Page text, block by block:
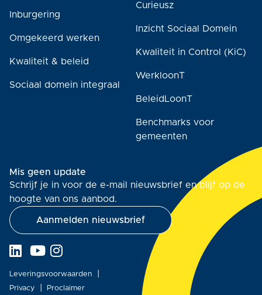
Inburgering
Omgekeerd werken
Kwaliteit & beleid
Sociaal domein integraal
Curieusz
Inzicht Sociaal Domein
Kwaliteit in Control (KiC)
WerkloonT
BeleidLoonT
Benchmarks voor
gemeenten
Mis geen update
Schrijf je in voor de e-mail nieuwsbrief en blijf op de
hoogte van ons aanbod.
Aanmelden nieuwsbrief
Leveringsvoorwaarden
Privacy
Proclaimer